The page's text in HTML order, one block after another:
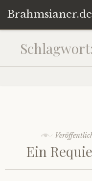
Brahmsianer.de
Zum
Inhalt
springen
Startseite
Impressum
Ein